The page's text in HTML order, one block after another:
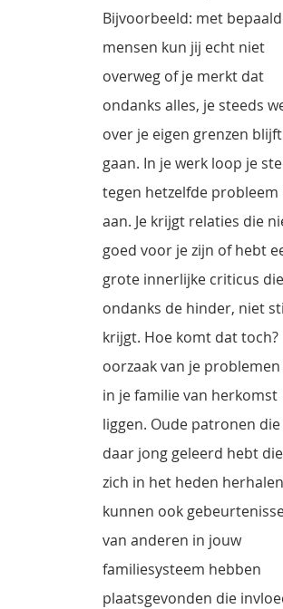
Bijvoorbeeld: met
mensen kun jij echt niet
overweg of je merkt dat
ondanks alles, je steeds
over je eigen grenzen blijft
gaan. In je werk loop je
tegen hetzelfde probleem
aan. Je krijgt relaties die
goed voor je zijn of hebt
grote innerlijke criticus
ondanks de hinder, niet
krijgt. Hoe komt dat toch?
oorzaak van je problemen
in je familie van herkomst
liggen. Oude patronen
daar jong geleerd hebt die
zich in het heden
kunnen ook
van anderen in jouw
familiesysteem hebben
plaatsgevonden die